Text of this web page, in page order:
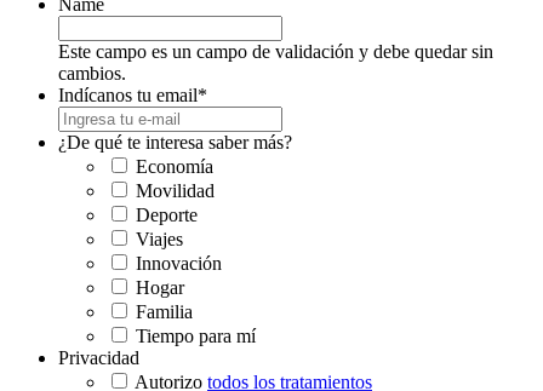
Este campo es un campo de validación y debe quedar sin
cambios.
Indícanos tu email*
¿De qué te interesa saber más?
Economía
Movilidad
Deporte
Viajes
Innovación
Hogar
Familia
Tiempo para mí
Privacidad
Autorizo todos los tratamientos